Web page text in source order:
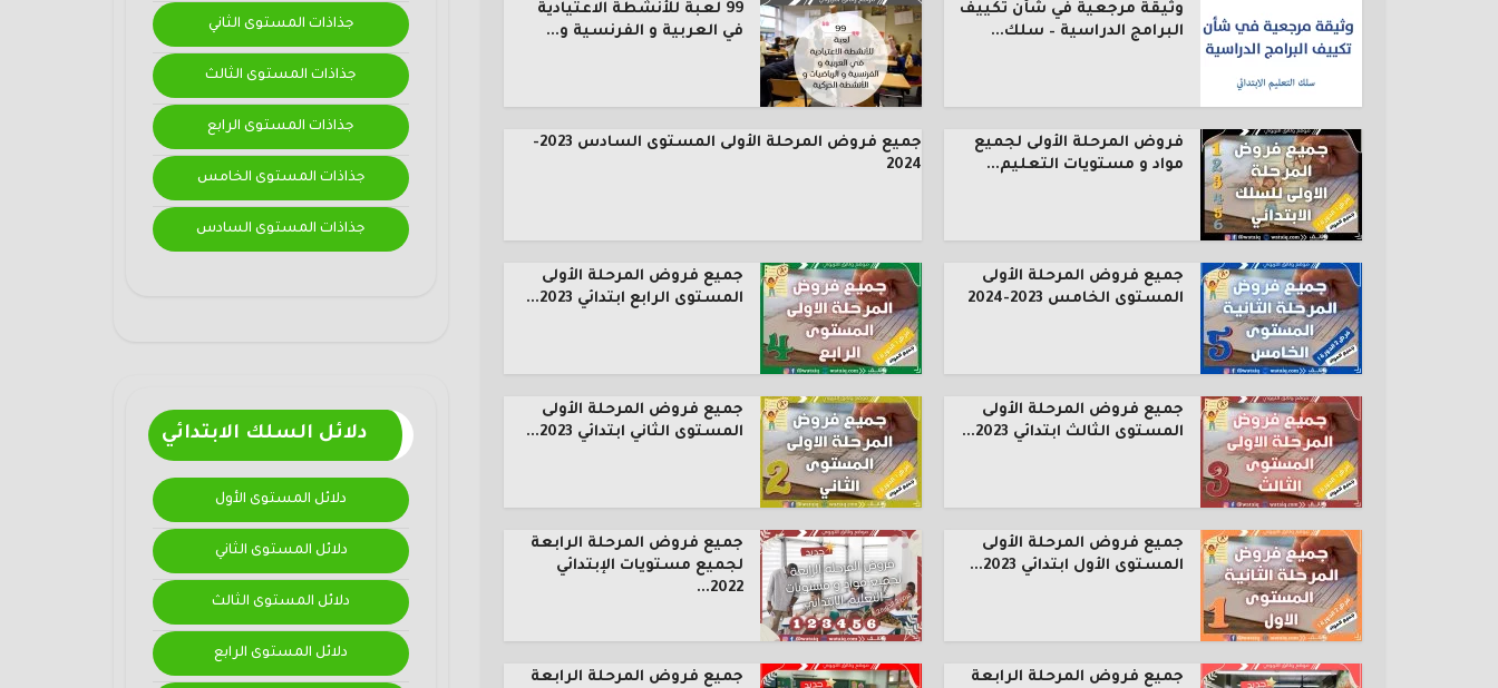
جذاذات المستوى الثاني
جذاذات المستوى الثالث
جذاذات المستوى الرابع
جذاذات المستوى الخامس
جذاذات المستوى السادس
دلائل السلك الابتدائي
دلائل المستوى الأول
دلائل المستوى الثاني
دلائل المستوى الثالث
دلائل المستوى الرابع
وثيقة مرجعية في شأن تكييف
البرامج الدراسية – سلك...
99 لعبة للأنشطة الاعتيادية
في العربية و الفرنسية و...
فروض المرحلة الأولى لجميع
مواد و مستويات التعليم...
جميع فروض المرحلة الأولى المستوى السادس 2023-
2024
جميع فروض المرحلة الأولى
المستوى الخامس 2023-2024
جميع فروض المرحلة الأولى
المستوى الرابع ابتدائي 2023...
جميع فروض المرحلة الأولى
المستوى الثالث ابتدائي 2023...
جميع فروض المرحلة الأولى
المستوى الثاني ابتدائي 2023...
جميع فروض المرحلة الأولى
المستوى الأول ابتدائي 2023...
جميع فروض المرحلة الرابعة
لجميع مستويات الإبتدائي
2022...
جميع فروض المرحلة الرابعة
جميع فروض المرحلة الرابعة